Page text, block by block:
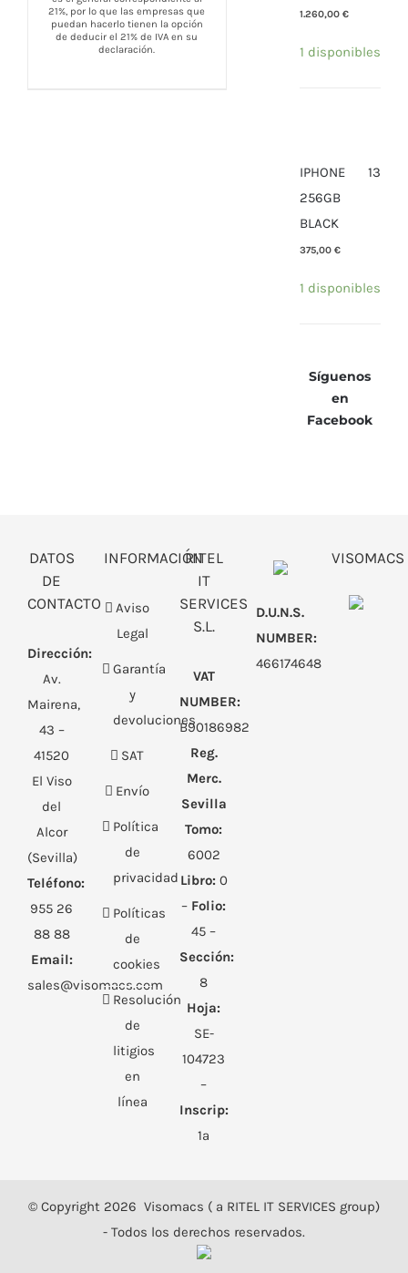
21%, por lo que las empresas que
puedan hacerlo tienen la opción
de deducir el 21% de IVA en su
declaración.
1.260,00 €
1 disponibles
IPHONE 13
256GB
BLACK
375,00 €
1 disponibles
Síguenos
en
Facebook
DATOS
DE
CONTACTO
Dirección:
Av.
Mairena,
43 –
41520
El Viso
del
Alcor
(Sevilla)
Teléfono:
955 26
88 88
Email:
sales@visomacs.com
INFORMACIÓN
Aviso
Legal
Garantía
y
devoluciones
SAT
Envío
Política
de
privacidad
Políticas
de
cookies
Resolución
de
litigios
en
línea
RITEL
IT
SERVICES
S.L.
VAT
NUMBER:
B90186982
Reg.
Merc.
Sevilla
Tomo:
6002
Libro:0
– Folio:
45 –
Sección:
8
Hoja:
SE-
104723
–
Inscrip:
1ª
D.U.N.S.
NUMBER:
466174648
VISOMACS
© Copyright 2026 Visomacs ( a RITEL IT SERVICES group)
- Todos los derechos reservados.